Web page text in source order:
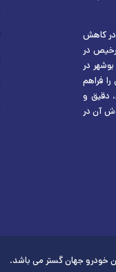
کاهش
در
در
فراهم
دقیق و
آن در
خودرو جهان گستر می باشد.